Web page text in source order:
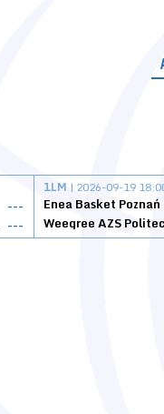
---
---
1LM | 2026-09-19
Enea Basket Poznań